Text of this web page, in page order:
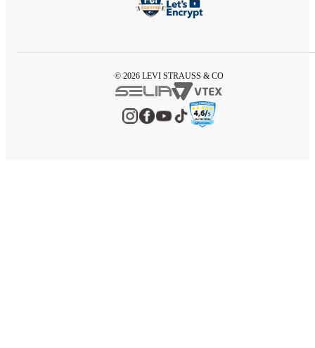
© 2026 LEVI STRAUSS & CO